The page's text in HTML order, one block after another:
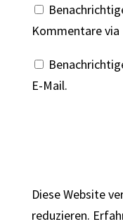
Kommentare via
E-Mail.
Diese Website
reduzieren.